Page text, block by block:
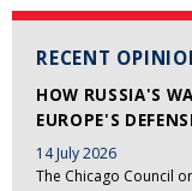
RECENT
HOW RUSSIA'S
EUROPE'S
14 July 2026
The Chicago Council